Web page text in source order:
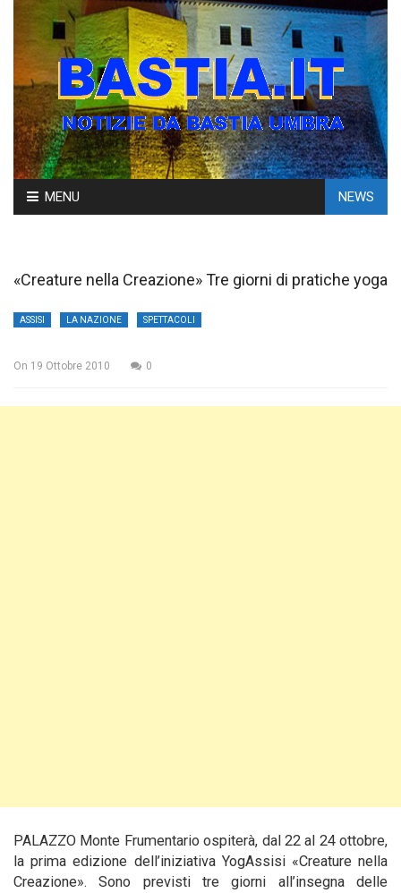
Skip
to
MENU NEWS
«Creature nella Creazione» Tre giorni di pratiche yoga
ASSISI LA NAZIONE SPETTACOLI
On 19 Ottobre 2010 0
PALAZZO Monte Frumentario ospiterà, dal 22 al 24 ottobre,
la prima edizione dell’iniziativa YogAssisi «Creature nella
Creazione». Sono previsti tre giorni all’insegna delle